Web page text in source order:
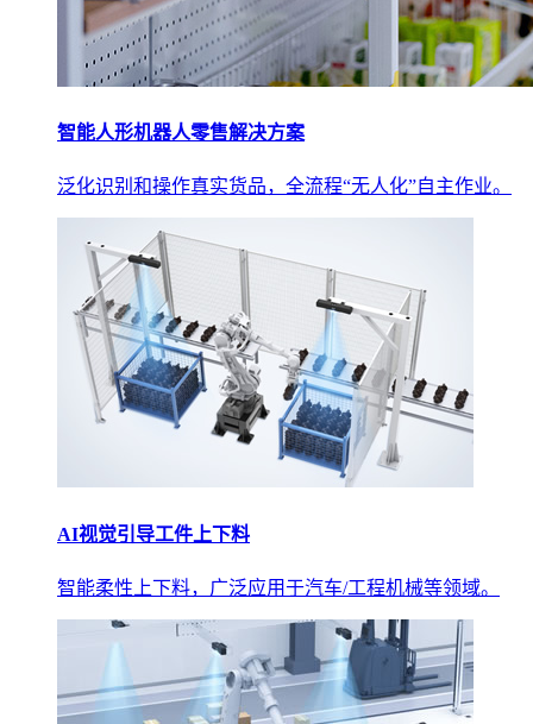
智能人形机器人零售解决方案
泛化识别和操作真实货品，全流程“无人化”自主作业。
AI视觉引导工件上下料
智能柔性上下料，广泛应用于汽车/工程机械等领域。